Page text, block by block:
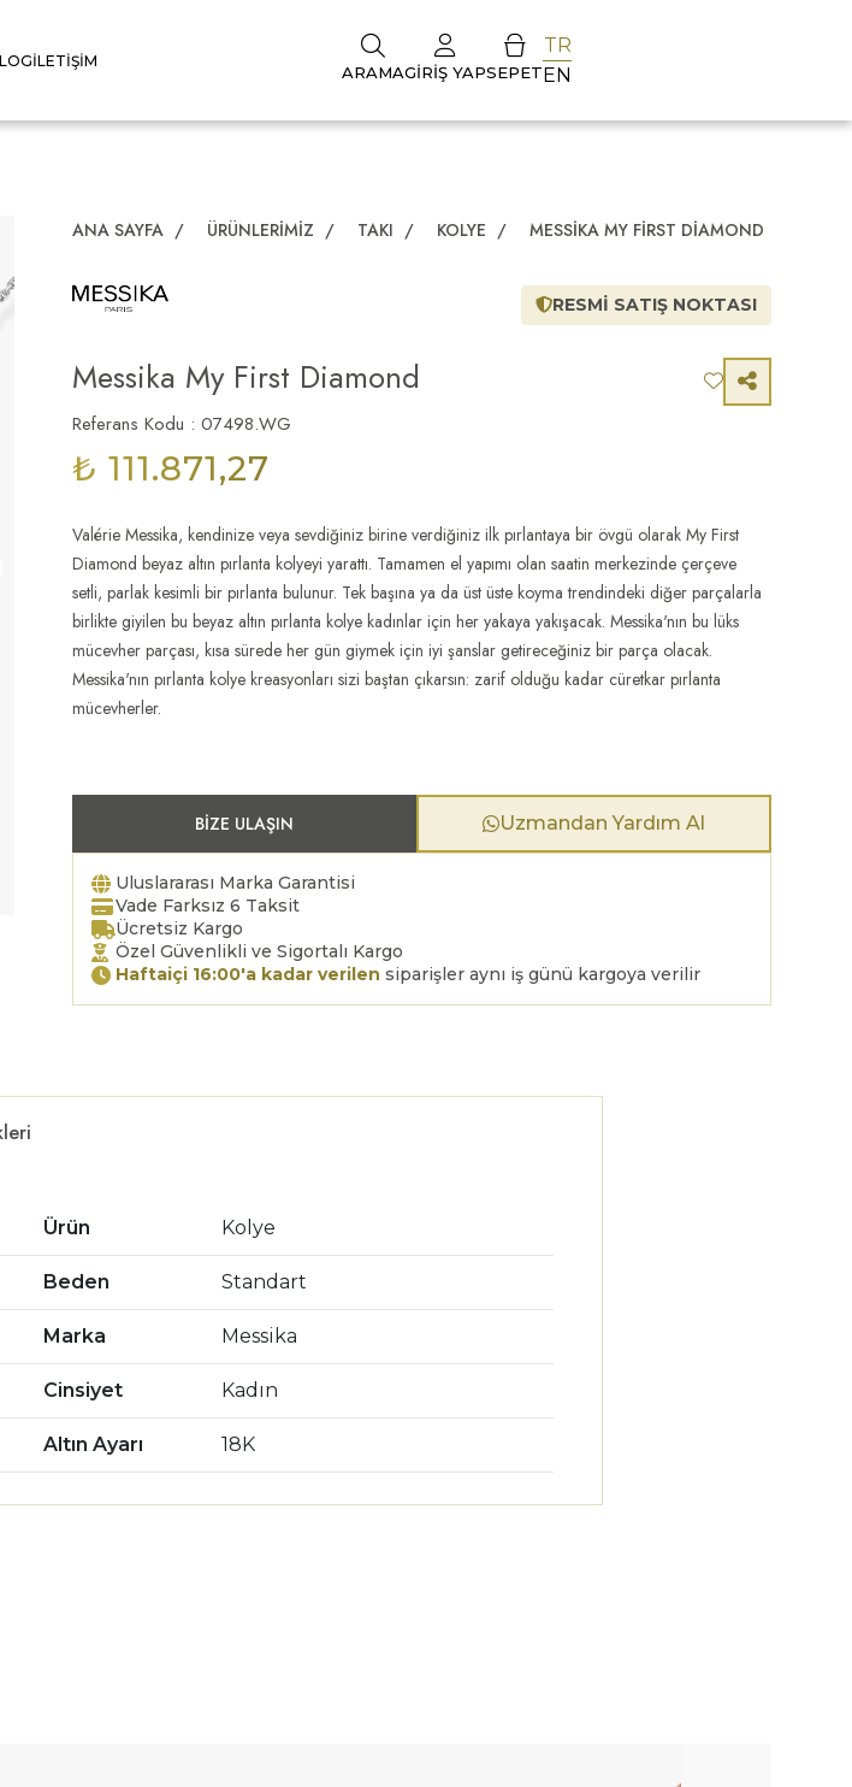
İLETIŞIM
ARAMAGIRIŞ YAPSEPET
TR
EN
ANA SAYFA / ÜRÜNLERIMIZ / TAKI / KOLYE / MESSIKA MY FIRST DIAMOND
RESMİ SATIŞ NOKTASI
Messika My First Diamond
Referans Kodu : 07498.WG
₺ 111.871,27
Valérie Messika, kendinize veya sevdiğiniz birine verdiğiniz ilk pırlantaya bir övgü olarak My First
Diamond beyaz altın pırlanta kolyeyi yarattı. Tamamen el yapımı olan saatin merkezinde çerçeve
setli, parlak kesimli bir pırlanta bulunur. Tek başına ya da üst üste koyma trendindeki diğer parçalarla
birlikte giyilen bu beyaz altın pırlanta kolye kadınlar için her yakaya yakışacak. Messika'nın bu lüks
mücevher parçası, kısa sürede her gün giymek için iyi şanslar getireceğiniz bir parça olacak.
Messika'nın pırlanta kolye kreasyonları sizi baştan çıkarsın: zarif olduğu kadar cüretkar pırlanta
mücevherler.
BIZE ULAŞIN Uzmandan Yardım Al
Uluslararası Marka Garantisi
Vade Farksız 6 Taksit
Ücretsiz Kargo
Özel Güvenlikli ve Sigortalı Kargo
Haftaiçi 16:00'a kadar verilen siparişler aynı iş günü kargoya verilir
Ürün Kolye
Beden Standart
Marka Messika
Cinsiyet Kadın
Altın Ayarı 18K